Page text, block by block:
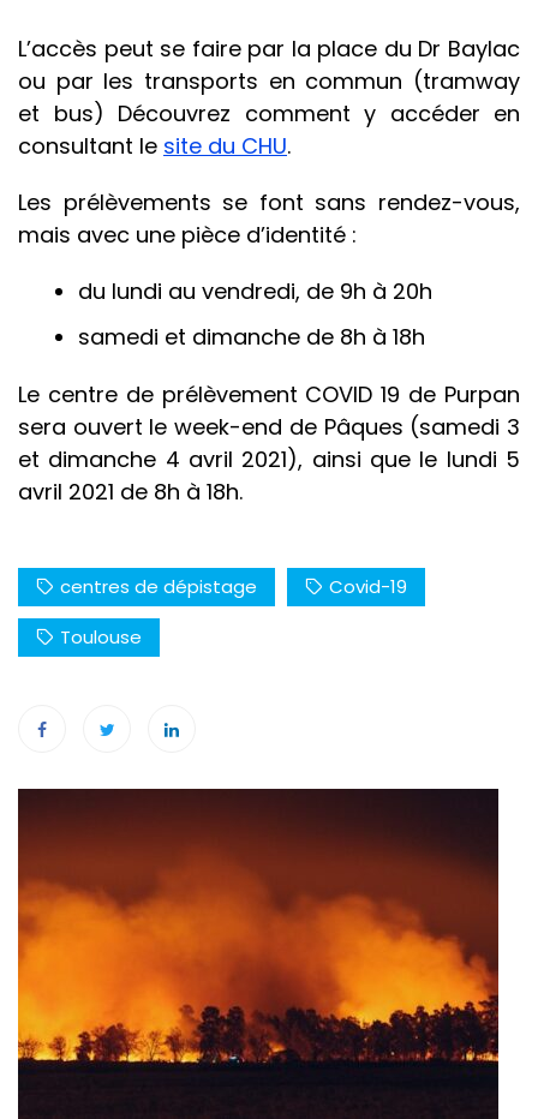
L’accès peut se faire par la place du Dr Baylac
ou par les transports en commun (tramway
et bus) Découvrez comment y accéder en
consultant le site du CHU.
Les prélèvements se font sans rendez-vous,
mais avec une pièce d’identité :
du lundi au vendredi, de 9h à 20h
samedi et dimanche de 8h à 18h
Le centre de prélèvement COVID 19 de Purpan
sera ouvert le week-end de Pâques (samedi 3
et dimanche 4 avril 2021), ainsi que le lundi 5
avril 2021 de 8h à 18h.
centres de dépistage
Covid-19
Toulouse
Navigation
de
l’article